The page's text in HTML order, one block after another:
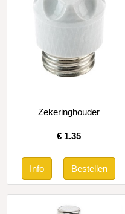
Zekeringhouder
€ 1.35